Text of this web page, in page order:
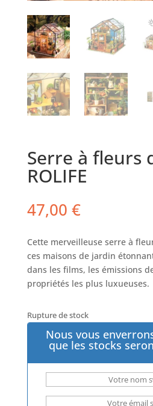
Serre à fleurs
ROLIFE
47,00 €
Cette merveilleuse serre à
ces maisons de jardin
dans les films, les émissions
propriétés les plus luxueuses.
Rupture de stock
Nous vous
que les stocks